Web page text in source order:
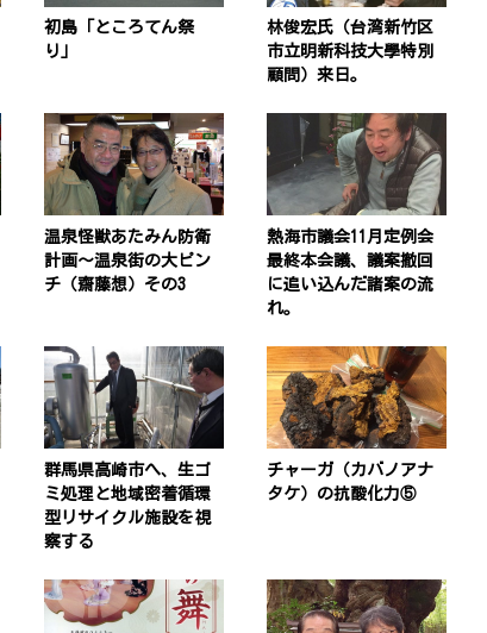
初島「ところてん祭
り」
林俊宏氏（台湾新竹区
市立明新科技大學特別
顧問）来日。
温泉怪獣あたみん防衛
計画〜温泉街の大ピン
チ（齋藤想）その3
熱海市議会11月定例会
最終本会議、議案撤回
に追い込んだ諸案の流
れ。
群馬県高崎市へ、生ゴ
ミ処理と地域密着循環
型リサイクル施設を視
察する
チャーガ（カバノアナ
タケ）の抗酸化力⑤